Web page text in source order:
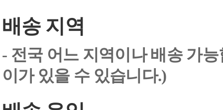
배송 지역
- 전국 어느 지역이나 배송 가
이가 있을 수 있습니다.)